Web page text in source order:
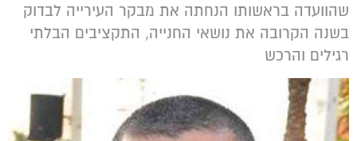
שהוועדה בראשותו הנחתה את מבקר העירייה לבדוק
בשנה הקרובה את נושאי החנייה, התקציבים הבלתי
רגילים והרכש